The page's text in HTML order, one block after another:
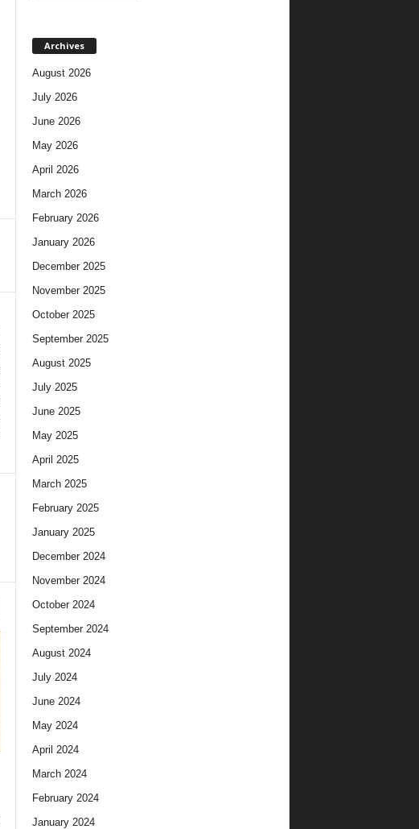
Archives
August 2026
July 2026
June 2026
May 2026
April 2026
March 2026
February 2026
January 2026
December 2025
November 2025
October 2025
September 2025
August 2025
July 2025
June 2025
May 2025
April 2025
March 2025
February 2025
January 2025
December 2024
November 2024
October 2024
September 2024
August 2024
July 2024
June 2024
May 2024
April 2024
March 2024
February 2024
January 2024